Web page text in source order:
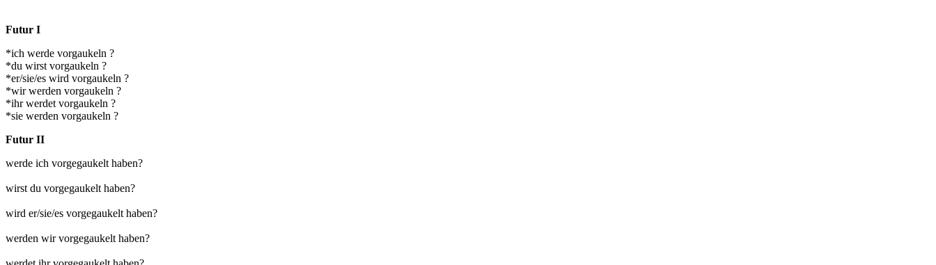
Futur I
*ich werde vorgaukeln ?
*du wirst vorgaukeln ?
*er/sie/es wird vorgaukeln ?
*wir werden vorgaukeln ?
*ihr werdet vorgaukeln ?
*sie werden vorgaukeln ?
Futur II
werde ich vorgegaukelt haben?
wirst du vorgegaukelt haben?
wird er/sie/es vorgegaukelt haben?
werden wir vorgegaukelt haben?